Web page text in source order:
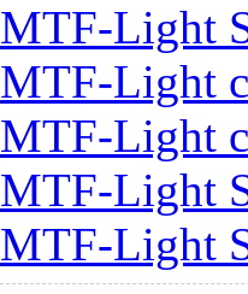
MTF-Light
MTF-Light
MTF-Light
MTF-Light
MTF-Light